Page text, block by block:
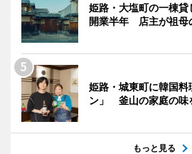
姫路・大塩町の一棟
開業半年 店主が祖母
姫路・城東町に韓国
ン」 釜山の家庭の味
もっと見る